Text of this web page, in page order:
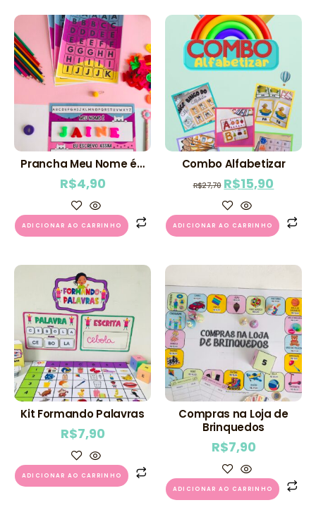
Prancha Meu Nome é…
R$4,90
ADICIONAR AO CARRINHO
Combo Alfabetizar
R$27,70 R$15,90
ADICIONAR AO CARRINHO
Kit Formando Palavras
R$7,90
ADICIONAR AO CARRINHO
Compras na Loja de
Brinquedos
R$7,90
ADICIONAR AO CARRINHO